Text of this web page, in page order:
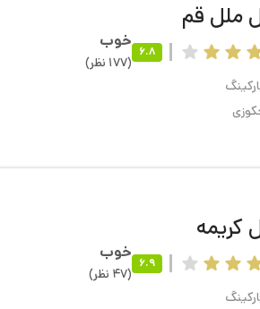
ملل قم
6.8
خوب
(
177 نظر)
کریمه
6.9
خوب
(
47 نظر)